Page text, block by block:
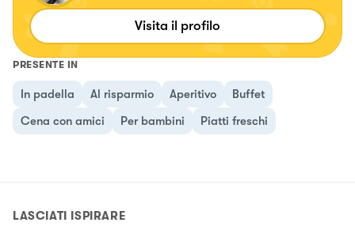
Visita il profilo
PRESENTE IN
In padella Al risparmio Aperitivo
Buffet
Cena con amici
Per bambini Piatti freschi
LASCIATI ISPIRARE